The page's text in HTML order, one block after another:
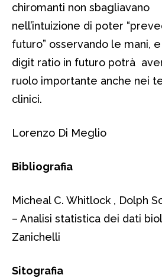
chiromanti non sbagliavano
nell’intuizione di poter
futuro” osservando le mani,
digit ratio in futuro potrà
ruolo importante anche nei
clinici.
Lorenzo Di Meglio
Bibliografia
Micheal C. Whitlock , Dolph
– Analisi statistica dei dati
Zanichelli
Sitografia